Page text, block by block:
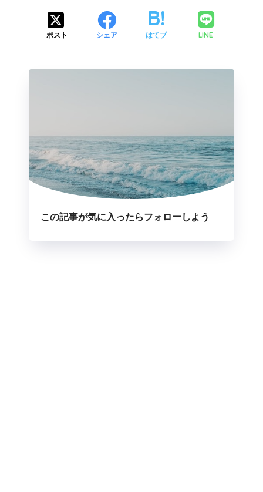
ポスト シェア はてブ LINE
この記事が気に入ったらフォローしよう